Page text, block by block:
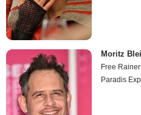
Moritz
Free Rainer
Paradis